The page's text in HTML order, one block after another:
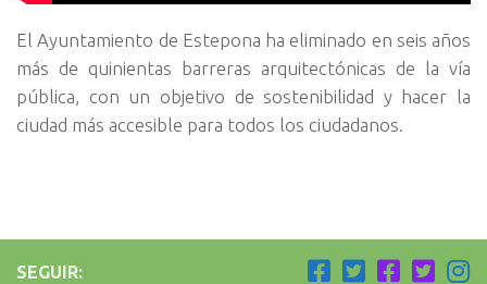
El Ayuntamiento de Estepona ha eliminado en seis años
más de quinientas barreras arquitectónicas de la vía
pública, con un objetivo de sostenibilidad y hacer la
ciudad más accesible para todos los ciudadanos.
SEGUIR: